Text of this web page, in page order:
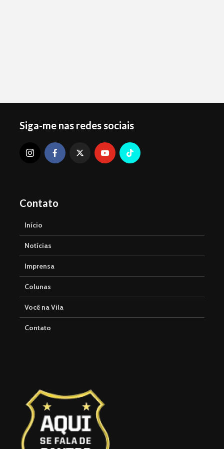
Siga-me nas redes sociais
Contato
Início
Notícias
Imprensa
Colunas
Você na Vila
Contato